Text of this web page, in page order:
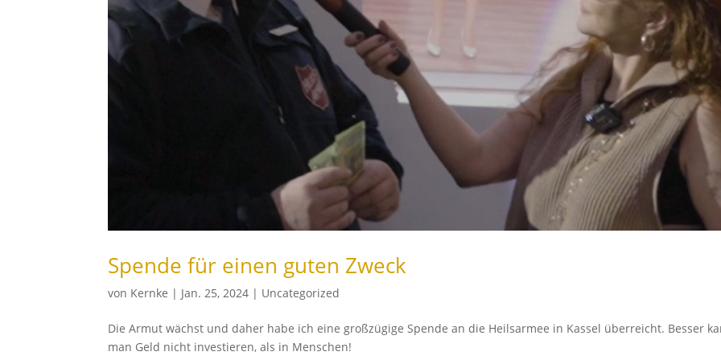
Spende für einen guten Zweck
von Kernke | Jan. 25, 2024 | Uncategorized
Die Armut wächst und daher habe ich eine großzügige Spende an die Heilsarmee in Kassel überreicht. Besser
man Geld nicht investieren, als in Menschen!